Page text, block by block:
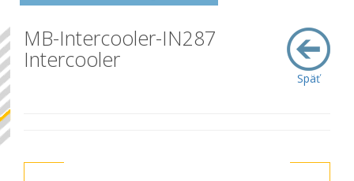
Späť
MB-Intercooler-IN287
Intercooler